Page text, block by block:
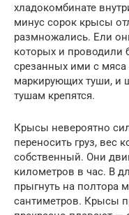
хладокомбинате
минус сорок крысы
размножались. Ели
которых и проводили
срезанных ими с мяса
маркирующих туши, и
тушам крепятся.
Крысы невероятно
переносить груз, вес
собственный. Они
километров в час. В
прыгнуть на полтора
сантиметров. Крысы